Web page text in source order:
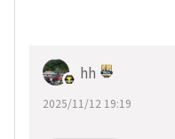
hh
2025/11/12 19:19